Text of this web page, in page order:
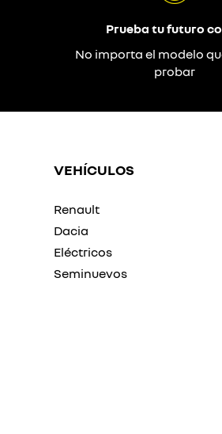
Prueba tu futuro
No importa el modelo
probar
VEHÍCULOS
Renault
Dacia
Eléctricos
Seminuevos